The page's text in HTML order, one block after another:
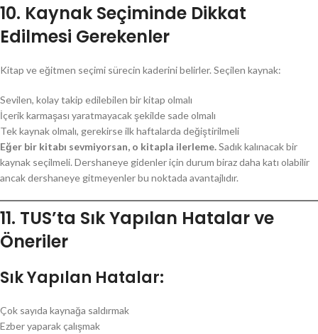
10. Kaynak Seçiminde Dikkat
Edilmesi Gerekenler
Kitap ve eğitmen seçimi sürecin kaderini belirler. Seçilen kaynak:
Sevilen, kolay takip edilebilen bir kitap olmalı
İçerik karmaşası yaratmayacak şekilde sade olmalı
Tek kaynak olmalı, gerekirse ilk haftalarda değiştirilmeli
Eğer bir kitabı sevmiyorsan, o kitapla ilerleme.Sadık kalınacak bir
kaynak seçilmeli. Dershaneye gidenler için durum biraz daha katı olabilir
ancak dershaneye gitmeyenler bu noktada avantajlıdır.
11. TUS’ta Sık Yapılan Hatalar ve
Öneriler
Sık Yapılan Hatalar:
Çok sayıda kaynağa saldırmak
Ezber yaparak çalışmak